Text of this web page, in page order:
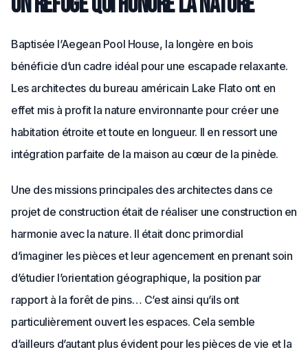
Baptisée l’Aegean Pool House, la longère en bois
bénéficie d’un cadre idéal pour une escapade relaxante.
Les architectes du bureau américain Lake Flato ont en
effet mis à profit la nature environnante pour créer une
habitation étroite et toute en longueur. Il en ressort une
intégration parfaite de la maison au cœur de la pinède.
Une des missions principales des architectes dans ce
projet de construction était de réaliser une construction en
harmonie avec la nature. Il était donc primordial
d’imaginer les pièces et leur agencement en prenant soin
d’étudier l’orientation géographique, la position par
rapport à la forêt de pins… C’est ainsi qu’ils ont
particulièrement ouvert les espaces. Cela semble
d’ailleurs d’autant plus évident pour les pièces de vie et la